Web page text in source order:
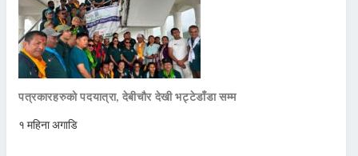
पत्रकारहरुको पदयात्रा, देबीचौर देखी भट्टेडाँडा सम्म
१ महिना अगाडि